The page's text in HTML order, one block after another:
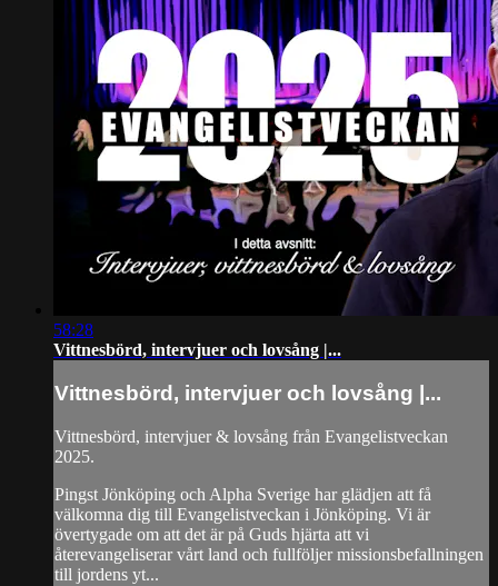
58:28
Vittnesbörd, intervjuer och lovsång |...
Vittnesbörd, intervjuer och lovsång |...
Vittnesbörd, intervjuer & lovsång från Evangelistveckan
2025.
Pingst Jönköping och Alpha Sverige har glädjen att få
välkomna dig till Evangelistveckan i Jönköping. Vi är
övertygade om att det är på Guds hjärta att vi
återevangeliserar vårt land och fullföljer missionsbefallningen
till jordens yt...